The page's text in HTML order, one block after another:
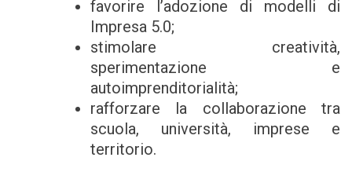
favorire l’adozione di modelli di
Impresa 5.0;
stimolare creatività,
sperimentazione e
autoimprenditorialità;
rafforzare la collaborazione tra
scuola, università, imprese e
territorio.